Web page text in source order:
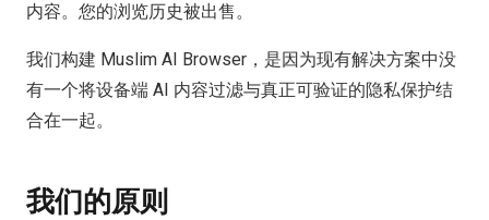
内容。您的浏览历史被出售。
我们构建 Muslim AI Browser，是因为现有解决方案中没
有一个将设备端 AI 内容过滤与真正可验证的隐私保护结
合在一起。
我们的原则